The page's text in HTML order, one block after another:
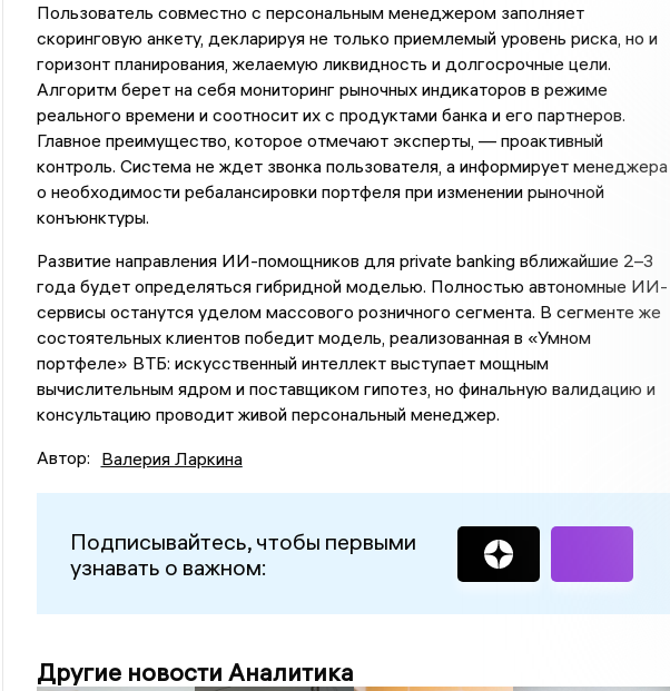
Пользователь совместно с персональным менеджером заполняет
скоринговую анкету, декларируя не только приемлемый уровень риска, но и
горизонт планирования, желаемую ликвидность и долгосрочные цели.
Алгоритм берет на себя мониторинг рыночных индикаторов в режиме
реального времени и соотносит их с продуктами банка и его партнеров.
Главное преимущество, которое отмечают эксперты, — проактивный
контроль. Система не ждет звонка пользователя, а информирует менеджера
о необходимости ребалансировки портфеля при изменении рыночной
конъюнктуры.
Развитие направления ИИ-помощников для private banking вближайшие 2–3
года будет определяться гибридной моделью. Полностью автономные ИИ-
сервисы останутся уделом массового розничного сегмента. В сегменте же
состоятельных клиентов победит модель, реализованная в «Умном
портфеле» ВТБ: искусственный интеллект выступает мощным
вычислительным ядром и поставщиком гипотез, но финальную валидацию и
консультацию проводит живой персональный менеджер.
Автор: Валерия Ларкина
Подписывайтесь, чтобы первыми
узнавать о важном:
Другие новости Аналитика